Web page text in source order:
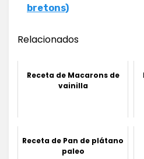
bretons)
Relacionados
Receta de Macarons de
vainilla
Receta de Pan de plátano
paleo